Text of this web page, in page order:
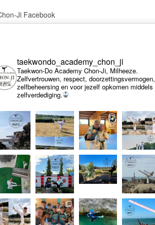
Ji Facebook
taekwondo_academy_chon_ji
Taekwon-Do Academy Chon-Ji, Milheeze.
Zelfvertrouwen, respect, doorzettingsvermogen,
zelfbeheersing en voor jezelf opkomen middels
zelfverdediging.